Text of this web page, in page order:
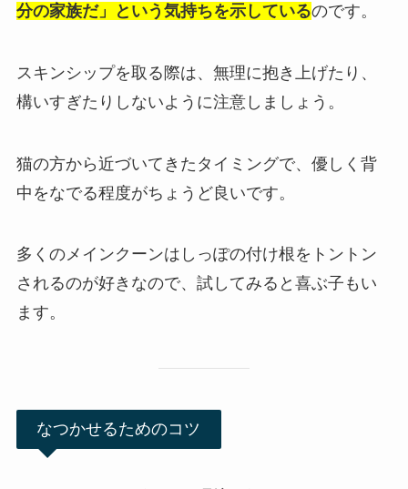
分の家族だ」という気持ちを示しているのです。
スキンシップを取る際は、無理に抱き上げたり、
構いすぎたりしないように注意しましょう。
猫の方から近づいてきたタイミングで、優しく背
中をなでる程度がちょうど良いです。
多くのメインクーンはしっぽの付け根をトントン
されるのが好きなので、試してみると喜ぶ子もい
ます。
なつかせるためのコツ